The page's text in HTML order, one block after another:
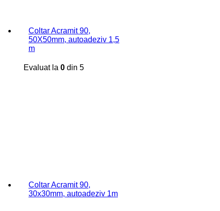
Coltar Acramit 90,
50X50mm, autoadeziv 1,5
m
Evaluat la 0 din 5
Coltar Acramit 90,
30x30mm, autoadeziv 1m